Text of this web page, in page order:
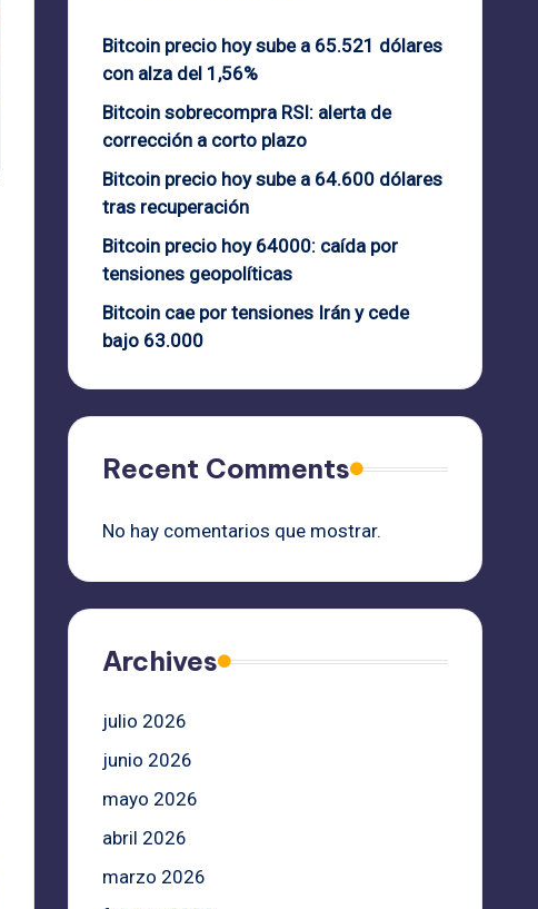
Bitcoin precio hoy sube a 65.521 dólares
con alza del 1,56%
Bitcoin sobrecompra RSI: alerta de
corrección a corto plazo
Bitcoin precio hoy sube a 64.600 dólares
tras recuperación
Bitcoin precio hoy 64000: caída por
tensiones geopolíticas
Bitcoin cae por tensiones Irán y cede
bajo 63.000
Recent Comments
No hay comentarios que mostrar.
Archives
julio 2026
junio 2026
mayo 2026
abril 2026
marzo 2026